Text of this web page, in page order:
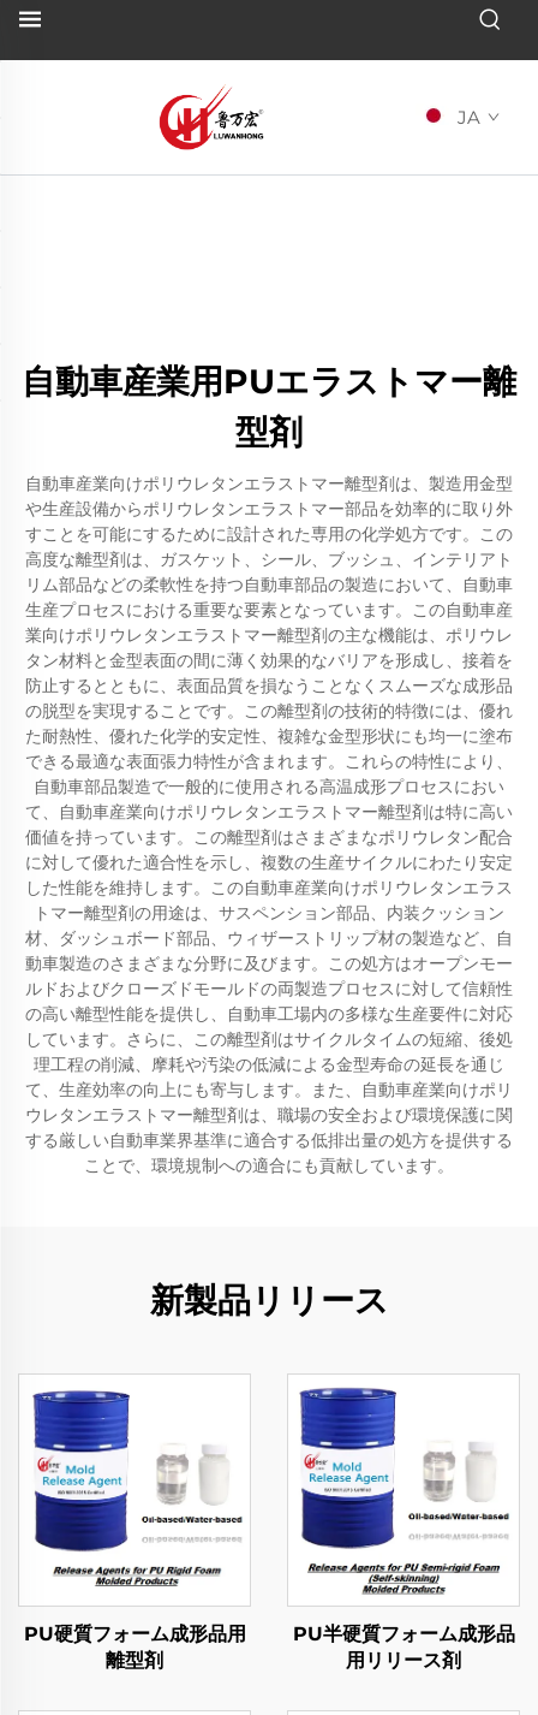
JA
自動車産業用PUエラストマー離
型剤
自動車産業向けポリウレタンエラストマー離型剤は、製造用金型
や生産設備からポリウレタンエラストマー部品を効率的に取り外
すことを可能にするために設計された専用の化学処方です。この
高度な離型剤は、ガスケット、シール、ブッシュ、インテリアト
リム部品などの柔軟性を持つ自動車部品の製造において、自動車
生産プロセスにおける重要な要素となっています。この自動車産
業向けポリウレタンエラストマー離型剤の主な機能は、ポリウレ
タン材料と金型表面の間に薄く効果的なバリアを形成し、接着を
防止するとともに、表面品質を損なうことなくスムーズな成形品
の脱型を実現することです。この離型剤の技術的特徴には、優れ
た耐熱性、優れた化学的安定性、複雑な金型形状にも均一に塗布
できる最適な表面張力特性が含まれます。これらの特性により、
自動車部品製造で一般的に使用される高温成形プロセスにおい
て、自動車産業向けポリウレタンエラストマー離型剤は特に高い
価値を持っています。この離型剤はさまざまなポリウレタン配合
に対して優れた適合性を示し、複数の生産サイクルにわたり安定
した性能を維持します。この自動車産業向けポリウレタンエラス
トマー離型剤の用途は、サスペンション部品、内装クッション
材、ダッシュボード部品、ウィザーストリップ材の製造など、自
動車製造のさまざまな分野に及びます。この処方はオープンモー
ルドおよびクローズドモールドの両製造プロセスに対して信頼性
の高い離型性能を提供し、自動車工場内の多様な生産要件に対応
しています。さらに、この離型剤はサイクルタイムの短縮、後処
理工程の削減、摩耗や汚染の低減による金型寿命の延長を通じ
て、生産効率の向上にも寄与します。また、自動車産業向けポリ
ウレタンエラストマー離型剤は、職場の安全および環境保護に関
する厳しい自動車業界基準に適合する低排出量の処方を提供する
ことで、環境規制への適合にも貢献しています。
新製品リリース
PU硬質フォーム成形品用
離型剤
PU半硬質フォーム成形品
用リリース剤